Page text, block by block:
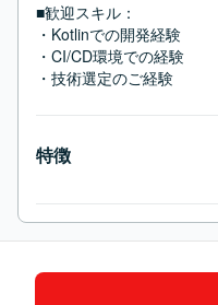
■歓迎スキル：
・Kotlinでの開発経験
・CI/CD環境での経験
・技術選定のご経験
特徴